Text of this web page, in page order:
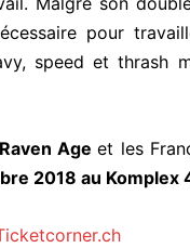
pour
speed et thrash
Ageet les
2018 au Komplex